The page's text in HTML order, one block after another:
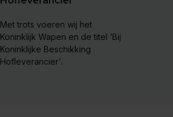
Met trots voeren wij het
Koninklijk Wapen en de titel ‘Bij
Koninklijke Beschikking
Hofleverancier'.